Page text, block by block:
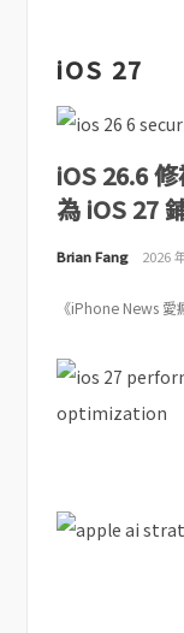
iOS 27
iOS 26.6
為 iOS 27
Brian Fang 2026
《iPhone News